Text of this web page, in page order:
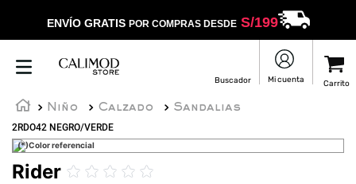
ENVÍO GRATIS POR COMPRAS DESDES/199
Niño Calzado
Sandalias
2RDO42 NEGRO/VERDE
(*)Color referencial
Rider ☆ ☆ ☆ ☆ ☆